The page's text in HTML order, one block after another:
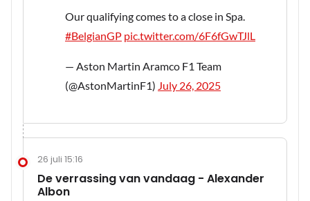
Our qualifying comes to a close in Spa.
#BelgianGP pic.twitter.com/6F6fGwTJlL
— Aston Martin Aramco F1 Team
(@AstonMartinF1) July 26, 2025
26 juli 15:16
De verrassing van vandaag - Alexander
Albon